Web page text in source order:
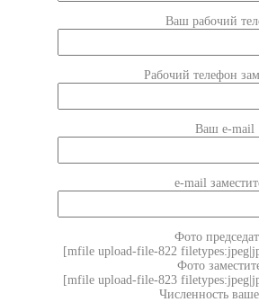
Ваш рабочий
Рабочий телефон
Ваш e-mail
e-mail
Фото
[mfile upload-file-822
Фото
[mfile upload-file-823
Численность